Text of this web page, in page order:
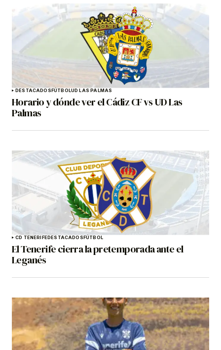
DESTACADOSFÚTBOLUD LAS PALMAS
Horario y dónde ver el Cádiz CF vs UD Las
Palmas
CD TENERIFEDESTACADOSFÚTBOL
El Tenerife cierra la pretemporada ante el
Leganés